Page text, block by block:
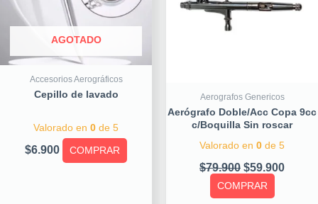
AGOTADO
Accesorios Aerográficos
Cepillo de lavado
Valorado en 0 de 5
$6.900 COMPRAR
Aerografos Genericos
Aerógrafo Doble/Acc Copa 9cc
c/Boquilla Sin roscar
Valorado en 0 de 5
$79.900 $59.900
COMPRAR